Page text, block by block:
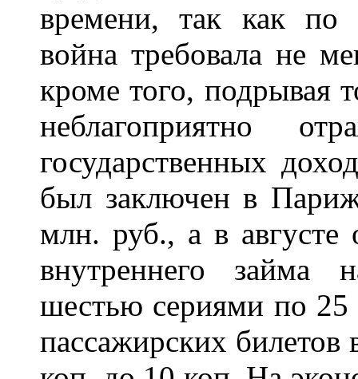
времени, так как по
война требовала не
кроме того, подрывая
неблагоприятно
государственных
был заключен в
млн. руб., а в августе
внутреннего займа
шестью сериями по 25
пассажирских билетов